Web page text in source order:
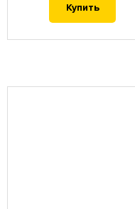
Купить